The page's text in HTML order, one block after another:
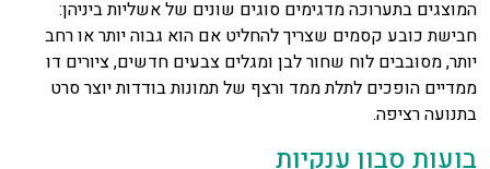
המוצגים בתערוכה מדגימים סוגים שונים של אשליות ביניהן:
חבישת כובע קסמים שצריך להחליט אם הוא גבוה יותר או רחב
יותר, מסובבים לוח שחור לבן ומגלים צבעים חדשים, ציורים דו
ממדיים הופכים לתלת ממד ורצף של תמונות בודדות יוצר סרט
בתנועה רציפה.
בועות סבון ענקיות